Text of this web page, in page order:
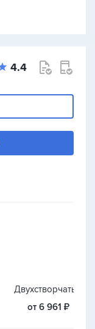
4.4
Двухстворчатые
от 6 961 ₽